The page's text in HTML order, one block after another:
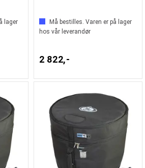
lager
Må bestilles. Varen er på lager
hos vår leverandør
2 822,-